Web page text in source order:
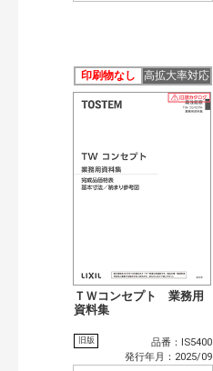
印刷物なし 高拡大率対応
ＴＷコンセプト 業務用
資料集
旧版
品番：IS5400
発行年月：2025/09